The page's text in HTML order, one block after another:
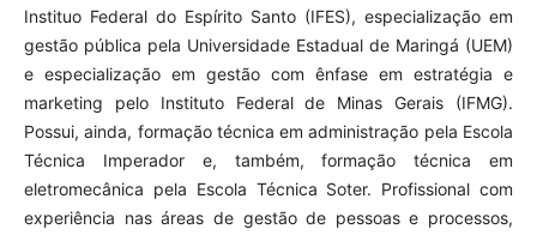
Instituo Federal do Espírito Santo (IFES), especialização em
gestão pública pela Universidade Estadual de Maringá (UEM)
e especialização em gestão com ênfase em estratégia e
marketing pelo Instituto Federal de Minas Gerais (IFMG).
Possui, ainda, formação técnica em administração pela Escola
Técnica Imperador e, também, formação técnica em
eletromecânica pela Escola Técnica Soter. Profissional com
experiência nas áreas de gestão de pessoas e processos,